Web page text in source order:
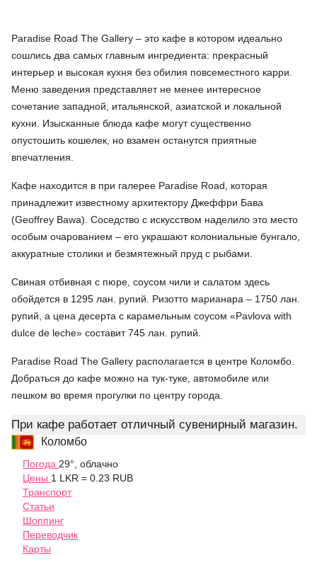
Paradise Road The Gallery – это кафе в котором идеально
сошлись два самых главным ингредиента: прекрасный
интерьер и высокая кухня без обилия повсеместного карри.
Меню заведения представляет не менее интересное
сочетание западной, итальянской, азиатской и локальной
кухни. Изысканные блюда кафе могут существенно
опустошить кошелек, но взамен останутся приятные
впечатления.
Кафе находится в при галерее Paradise Road, которая
принадлежит известному архитектору Джеффри Бава
(Geoffrey Bawa). Соседство с искусством наделило это место
особым очарованием – его украшают колониальные бунгало,
аккуратные столики и безмятежный пруд с рыбами.
Свиная отбивная с пюре, соусом чили и салатом здесь
обойдется в 1295 лан. рупий. Ризотто марианара – 1750 лан.
рупий, а цена десерта с карамельным соусом «Pavlova with
dulce de leche» составит 745 лан. рупий.
Paradise Road The Gallery располагается в центре Коломбо.
Добраться до кафе можно на тук-туке, автомобиле или
пешком во время прогулки по центру города.
При кафе работает отличный сувенирный магазин.
Коломбо
Погода 29°, облачно
Цены 1 LKR = 0.23 RUB
Транспорт
Статьи
Шоппинг
Переводчик
Карты